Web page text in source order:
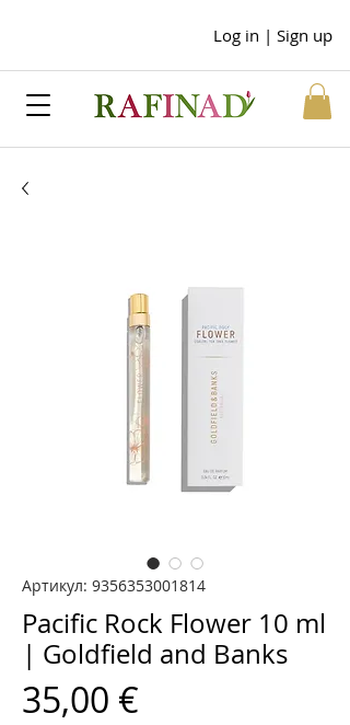
Log in | Sign up
Артикул: 9356353001814
Pacific Rock Flower 10 ml
| Goldfield and Banks
35,00 €